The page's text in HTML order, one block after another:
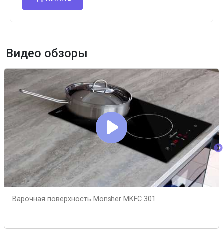
Видео обзоры
Варочная поверхность Monsher MKFC 301